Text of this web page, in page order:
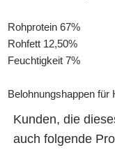
Rohprotein 67%
Rohfett 12,50%
Feuchtigkeit 7%
Belohnungshappen für
Kunden, die
auch folgende